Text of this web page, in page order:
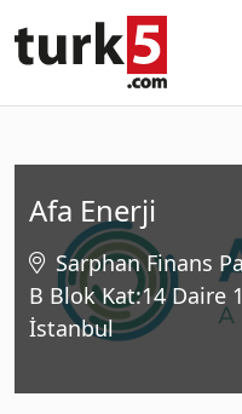
Afa Enerji
Sarphan Finans
B Blok Kat:14 Daire
İstanbul